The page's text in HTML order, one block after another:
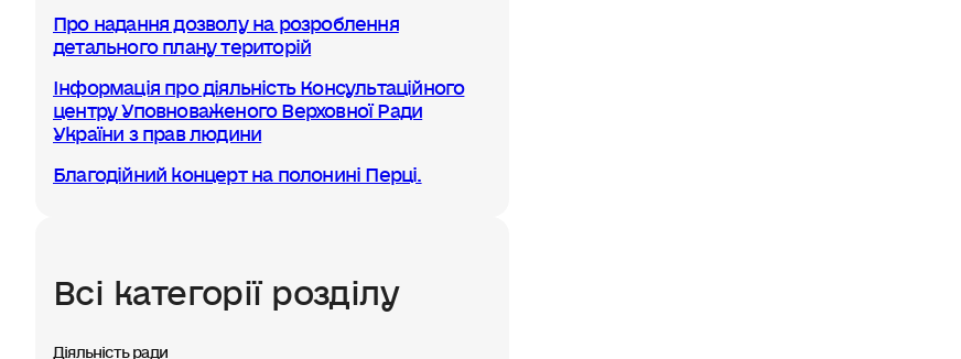
Про надання дозволу на розроблення
детального плану територій
Інформація про діяльність Консультаційного
центру Уповноваженого Верховної Ради
України з прав людини
Благодійний концерт на полонині Перці.
Всі категорії розділу
Діяльність ради